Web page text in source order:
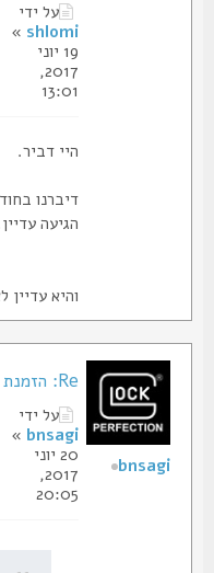
על ידי
shlomi
»
19 יוני
2017,
13:01
היי דביר.
דיברנו בחודש
הגיעה עדיין.
והיא עדיין לא
Re: הזמנת תעודות החבר של הסליק
על ידי
bnsagi
»
20 יוני
2017,
20:05
bnsagi